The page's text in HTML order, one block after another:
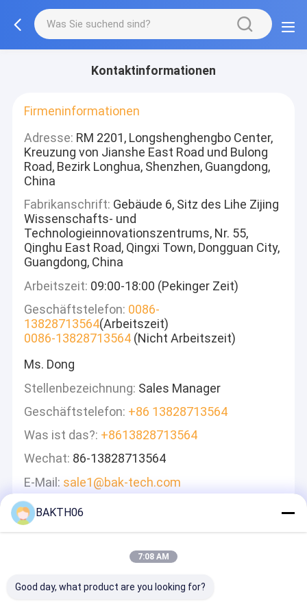
Kontaktinformationen
Firmeninformationen
Adresse: RM 2201, Longshenghengbo Center,
Kreuzung von Jianshe East Road und Bulong
Road, Bezirk Longhua, Shenzhen, Guangdong,
China
Fabrikanschrift: Gebäude 6, Sitz des Lihe Zijing
Wissenschafts- und
Technologieinnovationszentrums, Nr. 55,
Qinghu East Road, Qingxi Town, Dongguan City,
Guangdong, China
Arbeitszeit: 09:00-18:00 (Pekinger Zeit)
Geschäftstelefon: 0086-
13828713564(Arbeitszeit)
0086-13828713564 (Nicht Arbeitszeit)
Ms. Dong
Stellenbezeichnung: Sales Manager
Geschäftstelefon: +86 13828713564
Was ist das?: +8613828713564
Wechat: 86-13828713564
E-Mail: sale1@bak-tech.com
Wir Werden Schnell Antworten
BAKTH06
7:08 AM
Good day, what product are you looking for?